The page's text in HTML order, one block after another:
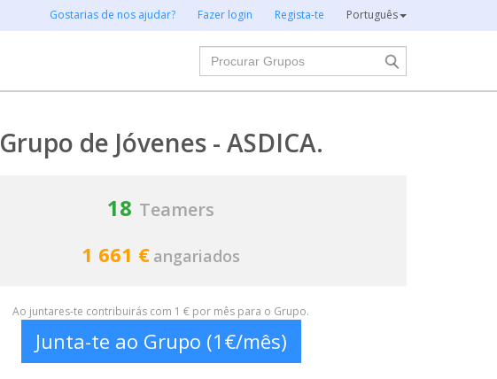
Gostarias de nos ajudar? Fazer login Regista-te Português
Procurar
Grupo de Jóvenes - ASDICA.
18 Teamers
1 661 € angariados
Ao juntares-te contribuirás com 1 € por mês para o Grupo.
Junta-te ao Grupo (1€/mês)